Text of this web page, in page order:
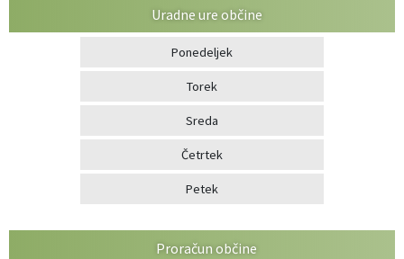
Uradne ure občine
Ponedeljek
Torek
Sreda
Četrtek
Petek
Proračun občine